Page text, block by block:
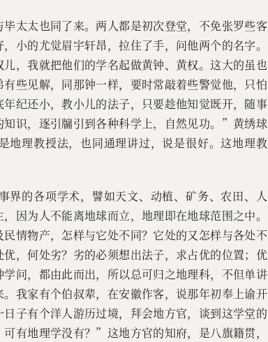
太太也同了来。两人都是初次登堂，不免张罗些客
小的尤觉眉宇轩昂，拉住了手，问他两个的名字。
，我就把他们的学名起做黄钟、黄权。这大的虽也
些见解，同那钟一样，要时常敲着些警觉他，只怕
纪还小，教小儿的法子，只要趁他知觉既开，随事
识，逐引牖引到各种科学上，自然见功。”黄绣球
理教授法，也同通理讲过，说是很好。这地理教
的各项学术，譬如天文、动植、矿务、农田、人
因为人不能离地球而立，地理即在地球范围之中。
情物产，怎样与它处不同？它处的又怎样与各处不
，何处劣？劣的必须想出法子，求占优的位置；优
问，都由此而出，所以总可归之地理科，不但单讲
我家有个伯叔辈，在安徽作客，说那年初奉上谕开
子有个洋人游历过境，拜会地方官，谈到这学堂的
有地理学没有？”这地方官的知府，是八旗籍贯，